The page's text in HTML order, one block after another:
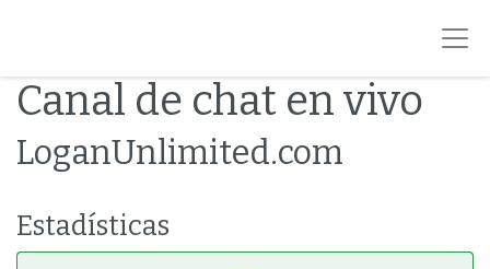
Canal de chat en vivo
LoganUnlimited.com
Estadísticas